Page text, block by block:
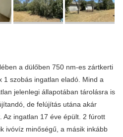
a dülőben 750 nm-es zártkerti
1 szobás ingatlan eladó. Mind a
jelenlegi állapotában tárolásra is
de felújítás utána akár
Az ingatlan 17 éve épült. 2 fúrott
ivóvíz minőségű, a másik inkább